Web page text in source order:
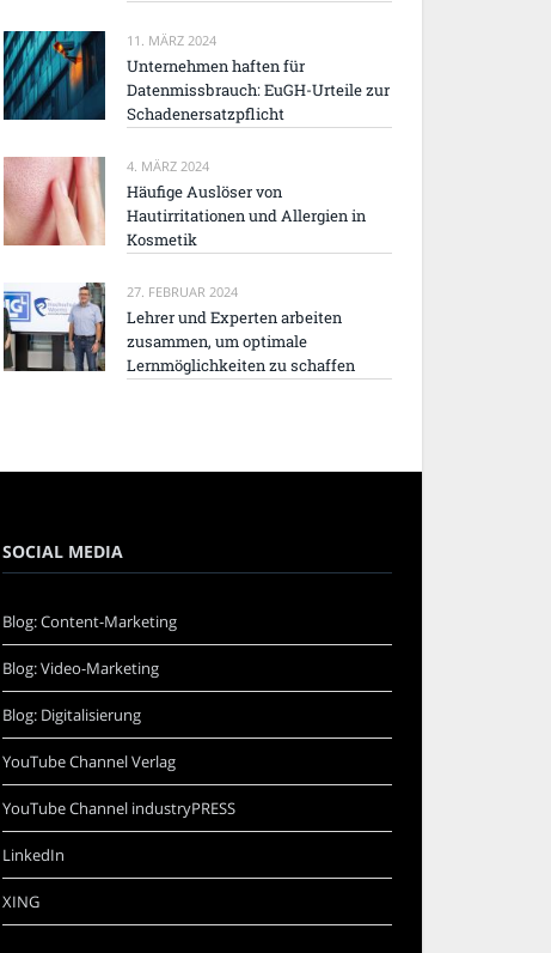
11. MÄRZ 2024
Unternehmen haften für
Datenmissbrauch: EuGH-Urteile zur
Schadenersatzpflicht
4. MÄRZ 2024
Häufige Auslöser von
Hautirritationen und Allergien in
Kosmetik
27. FEBRUAR 2024
Lehrer und Experten arbeiten
zusammen, um optimale
Lernmöglichkeiten zu schaffen
SOCIAL MEDIA
Blog: Content-Marketing
Blog: Video-Marketing
Blog: Digitalisierung
YouTube Channel Verlag
YouTube Channel industryPRESS
LinkedIn
XING